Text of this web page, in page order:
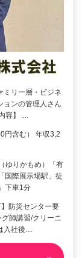
ミリー層・ビジネ
ョンの管理人さん
容】 …
円含む） 年収3,2
ゆりかもめ）「有
国際展示場駅」徒
下車1分
防災センター要
師講習/クリーニ
入社後…